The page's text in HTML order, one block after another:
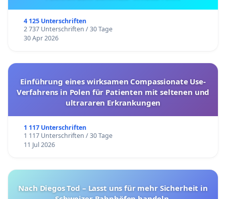
4 125 Unterschriften
2 737 Unterschriften / 30 Tage
30 Apr 2026
Einführung eines wirksamen Compassionate Use-
Verfahrens in Polen für Patienten mit seltenen und
ultrararen Erkrankungen
1 117 Unterschriften
1 117 Unterschriften / 30 Tage
11 Jul 2026
Nach Diegos Tod – Lasst uns für mehr Sicherheit in